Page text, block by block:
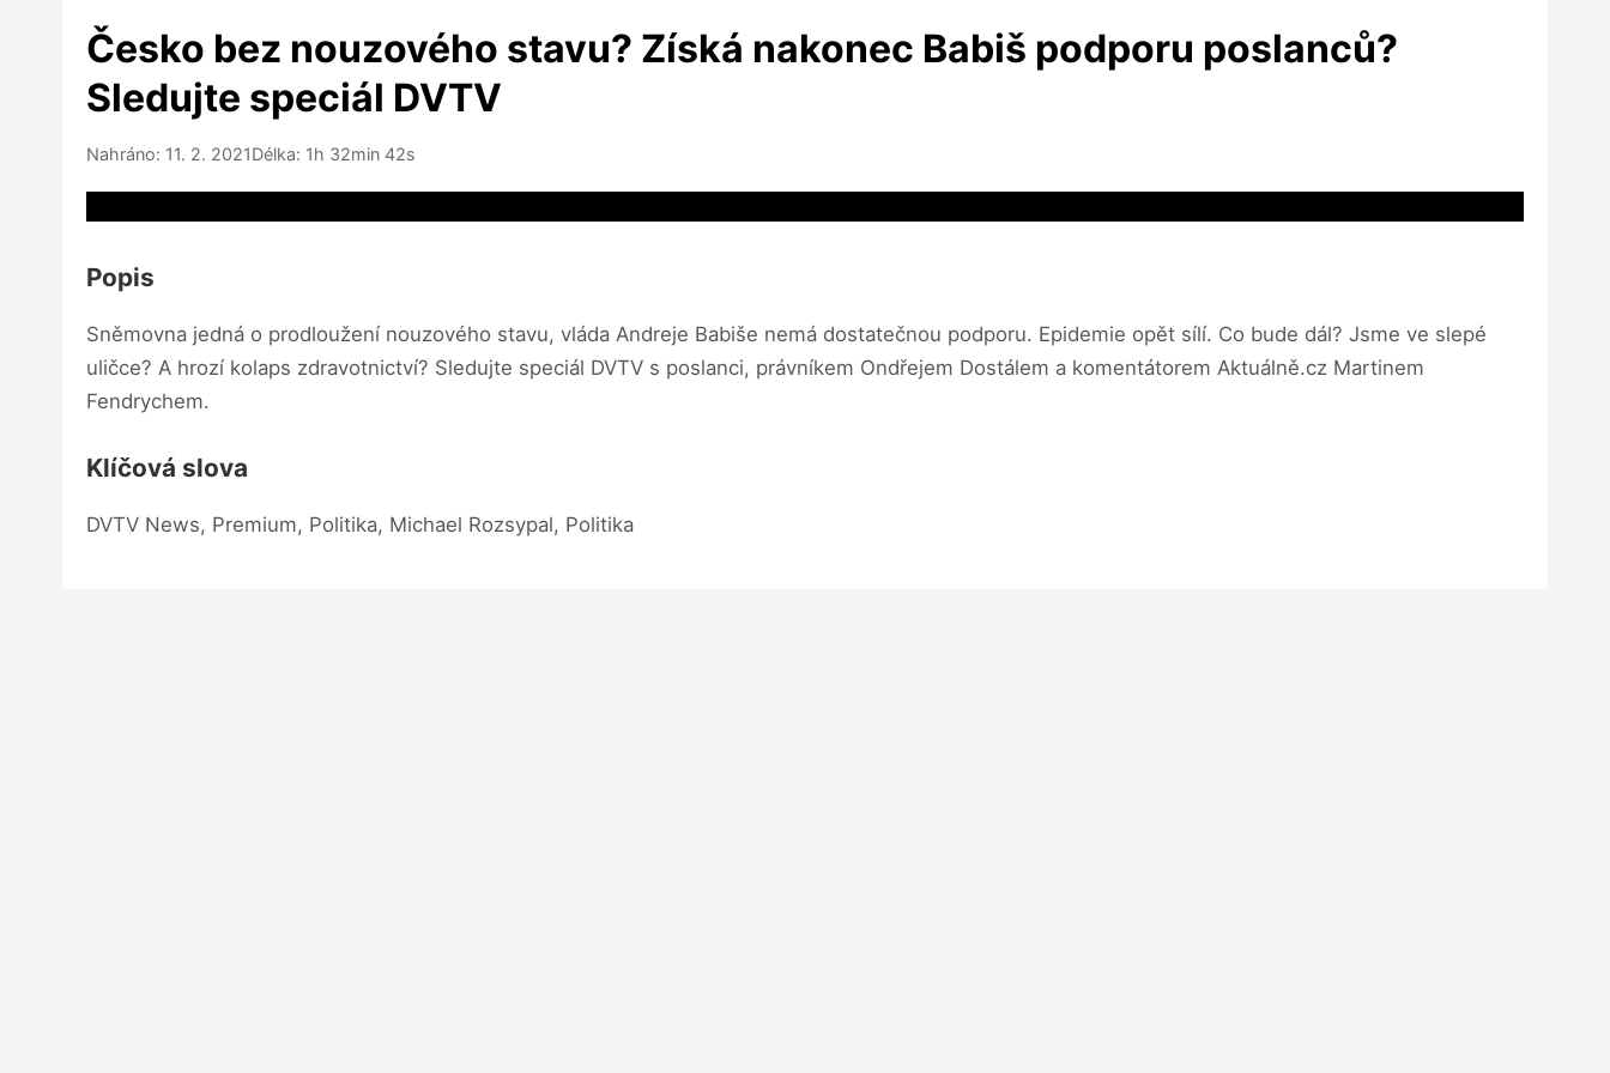
Česko bez nouzového stavu? Získá nakonec Babiš podporu poslanců?
Sledujte speciál DVTV
Nahráno: 11. 2. 2021Délka: 1h 32min 42s
Popis
Sněmovna jedná o prodloužení nouzového stavu, vláda Andreje Babiše nemá dostatečnou podporu. Epidemie opět sílí. Co bude dál? Jsme ve slepé
uličce? A hrozí kolaps zdravotnictví? Sledujte speciál DVTV s poslanci, právníkem Ondřejem Dostálem a komentátorem Aktuálně.cz Martinem
Fendrychem.
Klíčová slova
DVTV News, Premium, Politika, Michael Rozsypal, Politika